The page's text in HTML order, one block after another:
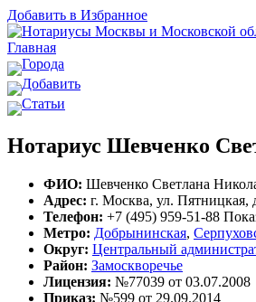
Добавить в Избранное
Главная
Города
Добавить
Статьи
Нотариус Шевченко
ФИО: Шевченко Светлана
Адрес: г. Москва, ул. Пятницкая,
Телефон: +7 (495) 959-51-88
Метро: Добрынинская,
Округ: Центральный
Район: Замоскворечье
Лицензия: №77039 от 03.07.2008
Приказ: №599 от 29.09.2014